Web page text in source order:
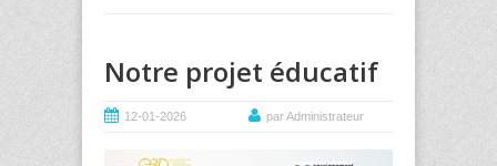
Notre projet éducatif
12-01-2026 par Administrateur